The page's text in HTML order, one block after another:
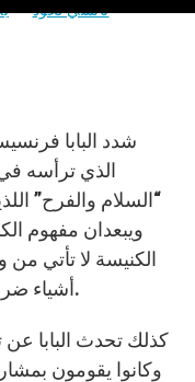
نانسي لحود
شدد البابا
الذي ترأسه
“السلام والفرح”
ويبعدان مفهوم
الكنيسة لا تأتي
أشياء ضرورية إنما هي لا تدل على حضور الله.
كذلك تحدث البابا عن
وكانوا يقومون